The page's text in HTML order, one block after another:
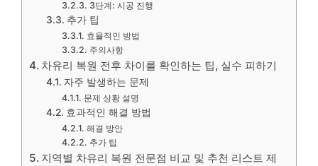
3단계: 시공 진행
추가 팁
효율적인 방법
주의사항
차유리 복원 전후 차이를 확인하는 팁, 실수 피하기
자주 발생하는 문제
문제 상황 설명
효과적인 해결 방법
해결 방안
추가 팁
지역별 차유리 복원 전문점 비교 및 추천 리스트 제